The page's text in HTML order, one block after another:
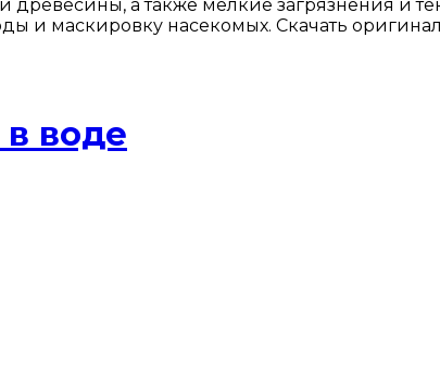
древесины, а также мелкие загрязнения и
и маскировку насекомых. Скачать
воде